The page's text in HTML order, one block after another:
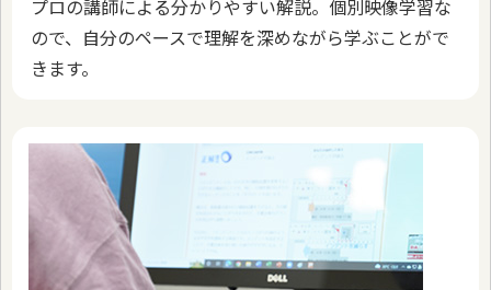
プロの講師による分かりやすい解説。個別映像学習な
ので、自分のペースで理解を深めながら学ぶことがで
きます。